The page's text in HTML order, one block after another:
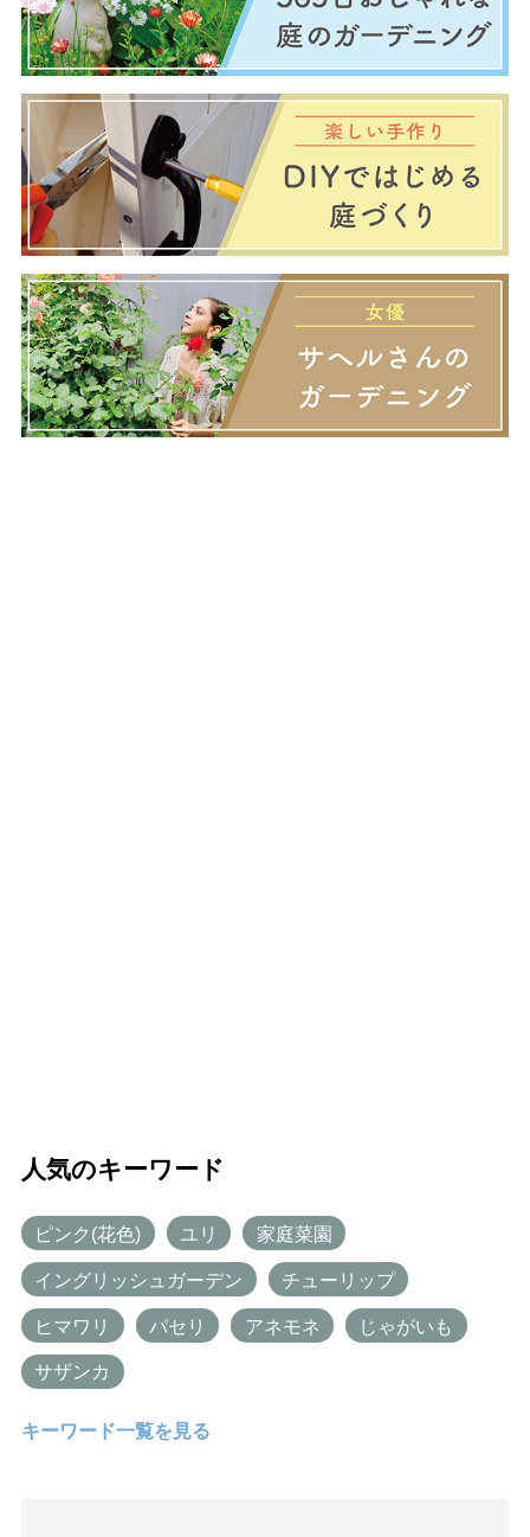
人気のキーワード
ピンク(花色) ユリ 家庭菜園
イングリッシュガーデン チューリップ
ヒマワリ パセリ アネモネ じゃがいも
サザンカ
キーワード一覧を見る